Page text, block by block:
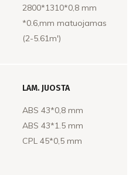
2800*1310*0,8 mm
*0.6,mm matuojamas
(2-5.61m')
LAM. JUOSTA
ABS 43*0,8 mm
ABS 43*1.5 mm
CPL 45*0,5 mm